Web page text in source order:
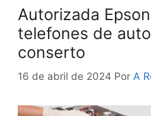
Autorizada
telefones de
conserto
16 de abril de 2024 Por A